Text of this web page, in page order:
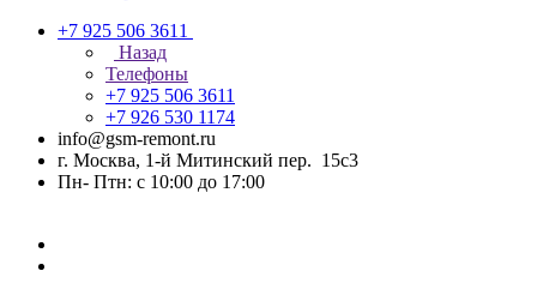
+7 925 506 3611
Назад
Телефоны
+7 925 506 3611
+7 926 530 1174
info@gsm-remont.ru
г. Москва, 1-й Митинский пер. 15с3
Пн- Птн: с 10:00 до 17:00